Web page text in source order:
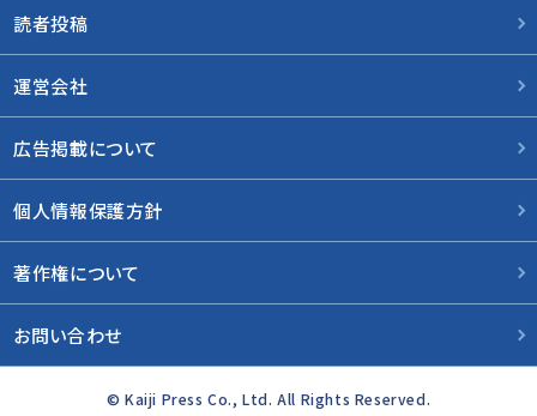
読者投稿
運営会社
広告掲載について
個人情報保護方針
著作権について
お問い合わせ
© Kaiji Press Co., Ltd. All Rights Reserved.